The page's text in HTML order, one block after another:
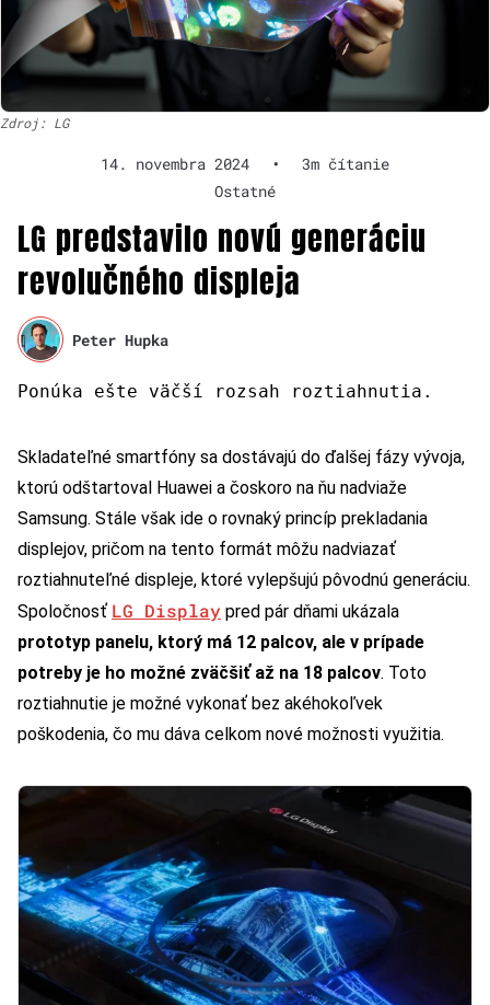
Zdroj: LG
14. novembra 2024 •
3m čítanie
Ostatné
LG predstavilo novú generáciu
revolučného displeja
Peter Hupka
Ponúka ešte väčší rozsah roztiahnutia.
Skladateľné smartfóny sa dostávajú do ďalšej fázy vývoja,
ktorú odštartoval Huawei a čoskoro na ňu nadviaže
Samsung. Stále však ide o rovnaký princíp prekladania
displejov, pričom na tento formát môžu nadviazať
roztiahnuteľné displeje, ktoré vylepšujú pôvodnú generáciu.
Spoločnosť LG Display pred pár dňami ukázala
prototyp panelu, ktorý má 12 palcov, ale v prípade
potreby je ho možné zväčšiť až na 18 palcov. Toto
roztiahnutie je možné vykonať bez akéhokoľvek
poškodenia, čo mu dáva celkom nové možnosti využitia.